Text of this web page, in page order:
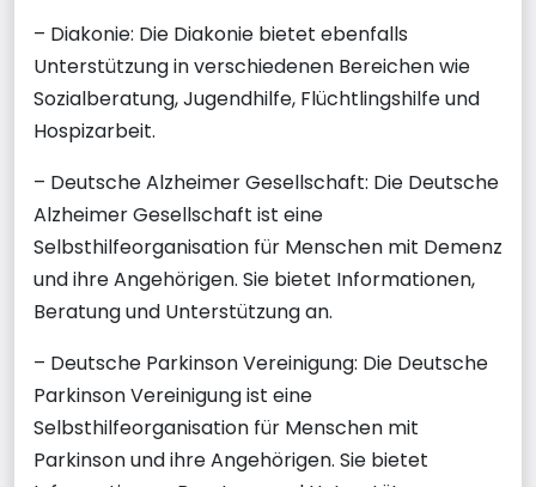
– Diakonie: Die Diakonie bietet ebenfalls
Unterstützung in verschiedenen Bereichen wie
Sozialberatung, Jugendhilfe, Flüchtlingshilfe und
Hospizarbeit.
– Deutsche Alzheimer Gesellschaft: Die Deutsche
Alzheimer Gesellschaft ist eine
Selbsthilfeorganisation für Menschen mit Demenz
und ihre Angehörigen. Sie bietet Informationen,
Beratung und Unterstützung an.
– Deutsche Parkinson Vereinigung: Die Deutsche
Parkinson Vereinigung ist eine
Selbsthilfeorganisation für Menschen mit
Parkinson und ihre Angehörigen. Sie bietet